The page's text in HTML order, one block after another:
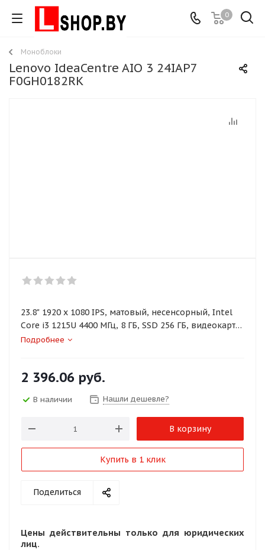
0
Моноблоки
Lenovo IdeaCentre AIO 3 24IAP7
F0GH0182RK
23.8" 1920 x 1080 IPS, матовый, несенсорный, Intel
Core i3 1215U 4400 МГц, 8 ГБ, SSD 256 ГБ, видеокарта
встроенная, без ОС, цвет черный
Подробнее
2 396.06 руб.
В наличии Нашли дешевле?
В корзину
Купить в 1 клик
Поделиться
Цены действительны только для юридических
лиц.